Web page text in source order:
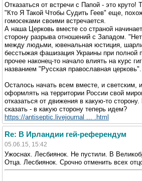
Отказаться от встречи с Папой - это круто!
"Кто Я Такой Чтобы Судить Геев" еще,
гомосеками своими встречается.
А наша Церковь вместе со страной
сторону разрыва отношений с Западом.
между людьми, ювенальная юстиция,
бесстыжая фашизация Украины при полной
прочее наконец-то начало влиять на курс
названием "Русская православная церковь".
Осталось начать всем вместе, и светским,
оформлять на территории России свой
отказаться от движения в какую-то
сказать - в какую сторону теперь идем?
https://antiseptic.livejournal ... .html
Re: В Ирландии гей-референдум
05.06.15, 15:42
Ужоснах. Лесбиянок. Не пустили. В
Отца. Лесбиянок. Срочно отменить всех